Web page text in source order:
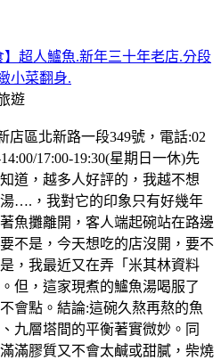
】超人鱸魚.新年三十年老店.分段
小菜翻身.
遊
店區北新路一段349號，電話:02
17:00-19:30(星期日一休)先
道，越多人好評的，我越不想
….，我對它的印象只有好幾年
魚攤離開，客人端起碗站在路邊
不是，今天想吃的店沒開，要不
，我最近又在弄「米其林資料
但，這家現煮的鱸魚湯喝服了
會點。結論:這碗久熬再熬的魚
九層塔間的平衡著實微妙。同
滿膠質又不會太鹹或甜膩，柴燒